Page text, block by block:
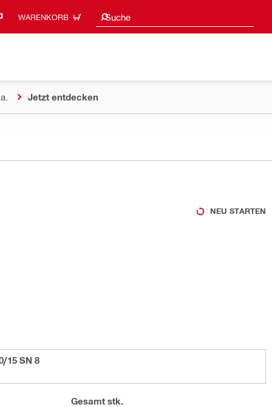
WARENKORB Suche
Suchvorschläge
Jetzt entdecken
NEU STARTEN
15 SN 8
Gesamt stk.